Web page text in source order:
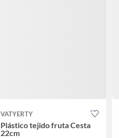
VATYERTY
Plástico tejido fruta Cesta
22cm